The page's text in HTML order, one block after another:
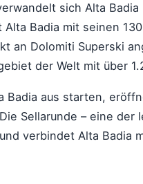
sich Alta
Alta Badia mit seinen
an Dolomiti Superski
der Welt mit über
Badia aus starten,
Sellarunde – eine
verbindet Alta Badia